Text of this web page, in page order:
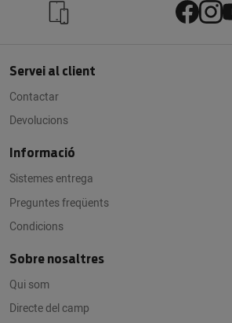
Servei al client
Contactar
Devolucions
Informació
Sistemes entrega
Preguntes freqüents
Condicions
Sobre nosaltres
Qui som
Directe del camp